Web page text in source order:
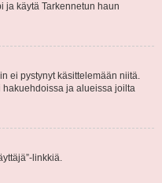
ja käytä Tarkennetun haun
ei pystynyt käsittelemään niitä.
hakuehdoissa ja alueissa joilta
linkkiä.